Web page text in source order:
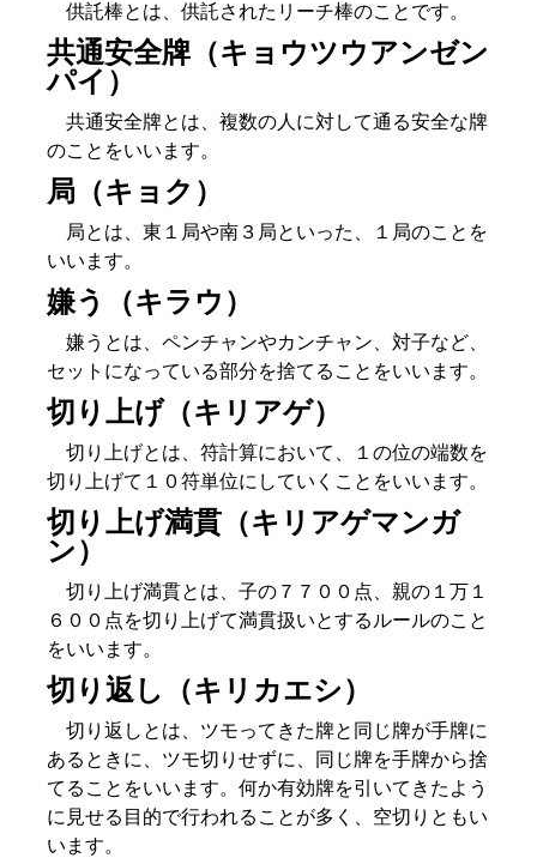
供託棒とは、供託されたリーチ棒のことです。
共通安全牌（キョウツウアンゼン
パイ）
共通安全牌とは、複数の人に対して通る安全な牌
のことをいいます。
局（キョク）
局とは、東１局や南３局といった、１局のことを
いいます。
嫌う（キラウ）
嫌うとは、ペンチャンやカンチャン、対子など、
セットになっている部分を捨てることをいいます。
切り上げ（キリアゲ）
切り上げとは、符計算において、１の位の端数を
切り上げて１０符単位にしていくことをいいます。
切り上げ満貫（キリアゲマンガ
ン）
切り上げ満貫とは、子の７７００点、親の１万１
６００点を切り上げて満貫扱いとするルールのこと
をいいます。
切り返し（キリカエシ）
切り返しとは、ツモってきた牌と同じ牌が手牌に
あるときに、ツモ切りせずに、同じ牌を手牌から捨
てることをいいます。何か有効牌を引いてきたよう
に見せる目的で行われることが多く、空切りともい
います。